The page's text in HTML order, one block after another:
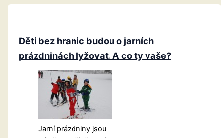
Děti bez hranic budou o jarních
prázdninách lyžovat. A co ty vaše?
Jarní prázdniny jsou